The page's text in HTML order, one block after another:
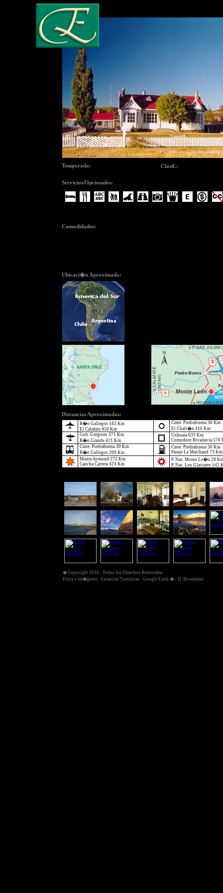
Temporada: Clasif.:
Servicios/Opcionales:
Comodidades:
Ubicaci�n Aproximada:
Distancias Aproximadas:
R�o Gallegos 183 Km
El Calafate 450 Km
Cmte. Piedrabuena 30 Km
El Chalt�n 416 Km
Gob. Gregores 371 Km
R�o Grande 421 Km
Ushuaia 633 Km
Comodoro Rivadavia 570
Cmte. Piedrabuena 30 Km
R�o Gallegos 209 Km
Cmte. Piedrabuena 30 Km
Paraje Le Marchand 73 Km
Monte Aymond 272 Km
Cancha Carrera 424 Km
P. Nac. Monte Le�n 28
P. Nac. Los Glaciares 542
� Copyright 2010 - Todos los Derechos Reservados
Fotos e Im�genes: Estancias Turisticas - Google Earth � - D. Rivademar